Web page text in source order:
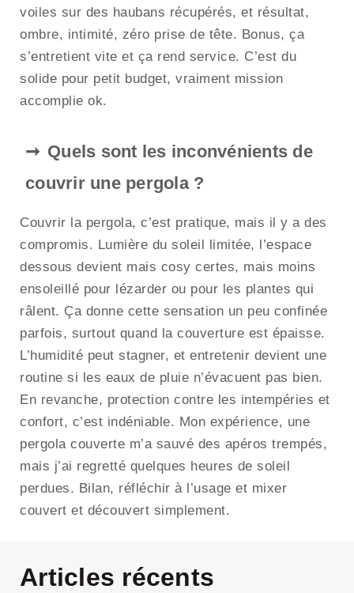
voiles sur des haubans récupérés, et résultat,
ombre, intimité, zéro prise de tête. Bonus, ça
s’entretient vite et ça rend service. C’est du
solide pour petit budget, vraiment mission
accomplie ok.
Quels sont les inconvénients de
couvrir une pergola ?
Couvrir la pergola, c’est pratique, mais il y a des
compromis. Lumière du soleil limitée, l’espace
dessous devient mais cosy certes, mais moins
ensoleillé pour lézarder ou pour les plantes qui
râlent. Ça donne cette sensation un peu confinée
parfois, surtout quand la couverture est épaisse.
L’humidité peut stagner, et entretenir devient une
routine si les eaux de pluie n’évacuent pas bien.
En revanche, protection contre les intempéries et
confort, c’est indéniable. Mon expérience, une
pergola couverte m’a sauvé des apéros trempés,
mais j’ai regretté quelques heures de soleil
perdues. Bilan, réfléchir à l’usage et mixer
couvert et découvert simplement.
Articles récents